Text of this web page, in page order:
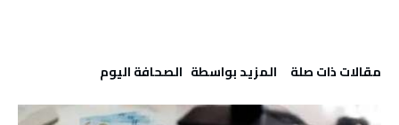
‫مقالات ذات صلة‬ ‫‫المزيد بواسطة‬ ‬ ‭ ‬الصحافة‭ ‬اليوم